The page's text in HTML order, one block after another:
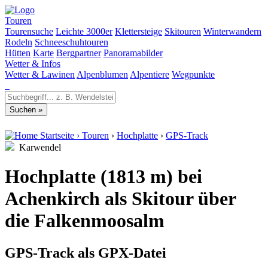
Touren
Tourensuche Leichte 3000er Klettersteige Skitouren Winterwandern
Rodeln Schneeschuhtouren
Hütten Karte Bergpartner Panoramabilder
Wetter & Infos
Wetter & Lawinen Alpenblumen Alpentiere Wegpunkte
Startseite › Touren › Hochplatte › GPS-Track
Karwendel
Hochplatte (1813 m) bei
Achenkirch als Skitour über
die Falkenmoosalm
GPS-Track als GPX-Datei